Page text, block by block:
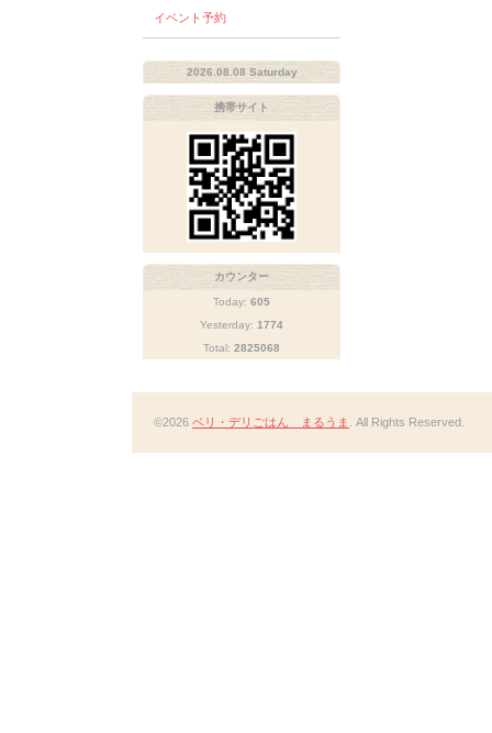
イベント予約
2026.08.08 Saturday
携帯サイト
カウンター
Today: 605
Yesterday: 1774
Total: 2825068
©2026 ベリ・デリごはん まるうま . All Rights Reserved.